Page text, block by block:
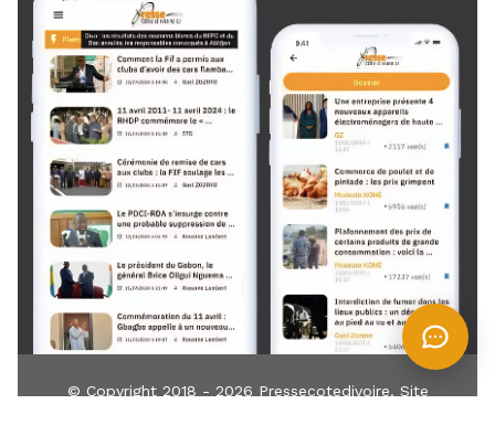
© Copyright 2018 - 2026 Pressecotedivoire. Site